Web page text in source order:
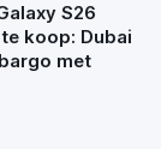
S26
koop: Dubai
met